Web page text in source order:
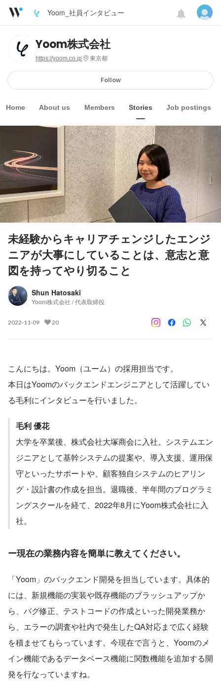
Yoom_社員インタビュー
Yoom株式会社
https://yoom.co.jp 東京都
Follow
Home About us Members Stories Job postings
未経験からキャリアチェンジしたエンジ
ニアが大事にしていることは、意志と意
図を持ってやり切ること
Shun Hatosaki
Yoom株式会社 / 代表取締役
2022-11-09 20
こんにちは。Yoom（ユーム）の採用担当です。
本日はYoomのバックエンドエンジニアとして活躍してい
る毛利にインタビューを行いました。
毛利 優花
大学を卒業後、株式会社大塚商会に入社。システムエン
ジニアとして基幹システムの提案や、導入支援、運用保
守といったサポートや、顧客独自システムのヒアリン
グ・設計書の作成を担当。退職後、半年間のプログラミ
ングスクールを経て、2022年8月にYoom株式会社に入
社。
ー現在の業務内容を簡単に教えてください。
「Yoom」のバックエンド開発を担当しています。具体的
には、新規機能の実装や既存機能のブラッシュアップか
ら、バグ修正、テストコードの作成といった開発業務か
ら、エラーの調査や社内で発生したQA対応まで広く経験
を積ませてもらっています。今現在で言うと、Yoomのメ
イン機能であるデータベース機能に関数機能を追加する開
発を行なっていますね。